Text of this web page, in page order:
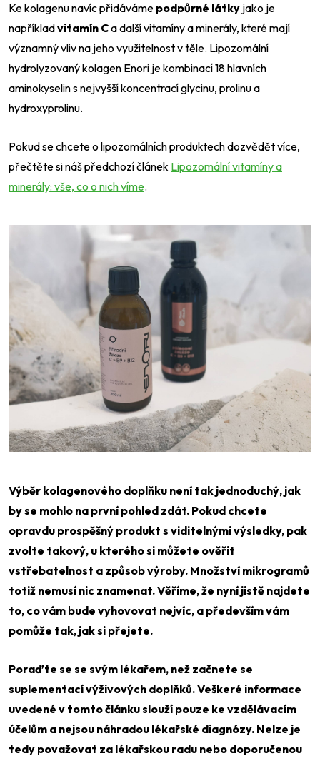
Ke kolagenu navíc přidáváme podpůrné látky jako je
napříkladvitamín Ca další vitamíny a minerály, které mají
významný vliv na jeho využitelnost v těle. Lipozomální
hydrolyzovaný kolagen Enori je kombinací 18 hlavních
aminokyselin s nejvyšší koncentrací glycinu, prolinu a
hydroxyprolinu.
Pokud se chcete o lipozomálních produktech dozvědět více,
přečtěte si náš předchozí článek Lipozomální vitamíny a
minerály: vše, co o nich víme.
Výběr kolagenového doplňku není tak jednoduchý, jak
by se mohlo na první pohled zdát. Pokud chcete
opravdu prospěšný produkt s viditelnými výsledky, pak
zvolte takový, u kterého si můžete ověřit
vstřebatelnost a způsob výroby. Množství mikrogramů
totiž nemusí nic znamenat. Věříme, že nyní jistě najdete
to, co vám bude vyhovovat nejvíc, a především vám
pomůže tak, jak si přejete.
Poraďte se se svým lékařem, než začnete se
suplementací výživových doplňků. Veškeré informace
uvedené v tomto článku slouží pouze ke vzdělávacím
účelům a nejsou náhradou lékařské diagnózy. Nelze je
tedy považovat za lékařskou radu nebo doporučenou